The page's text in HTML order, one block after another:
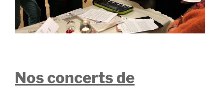
Nos concerts de